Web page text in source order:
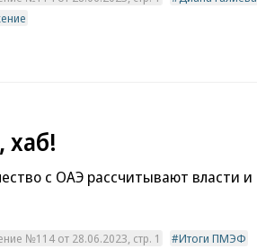
хаб!
с ОАЭ рассчитывают власти и
№114 от 28.06.2023, стр. 1
Итоги ПМЭФ